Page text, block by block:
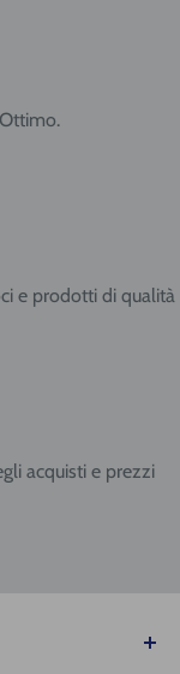
e prodotti di qualità
acquisti e prezzi